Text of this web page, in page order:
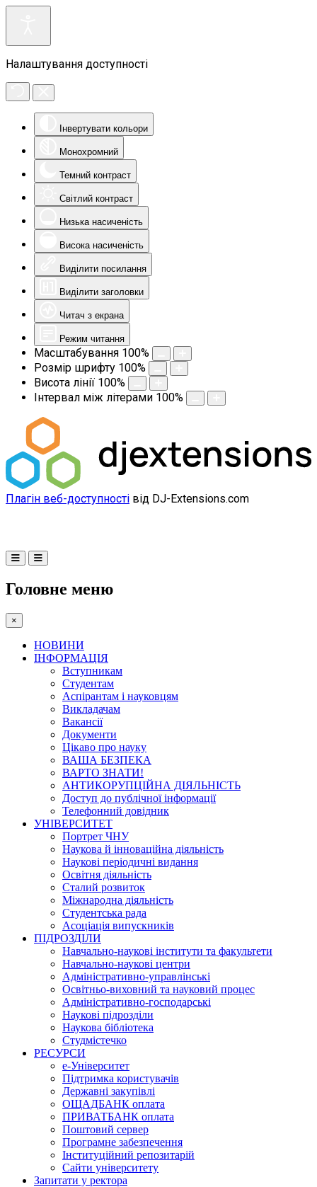
Налаштування доступності
Інвертувати кольори
Монохромний
Темний контраст
Світлий контраст
Низька насиченість
Висока насиченість
Виділити посилання
Виділити заголовки
Читач з екрана
Режим читання
Масштабування 100%
Розмір шрифту 100%
Висота лінії 100%
Інтервал між літерами 100%
Плагін веб-доступності від DJ-Extensions.com
Головне меню
×
НОВИНИ
ІНФОРМАЦІЯ
Вступникам
Студентам
Аспірантам і науковцям
Викладачам
Вакансії
Документи
Цікаво про науку
ВАША БЕЗПЕКА
ВАРТО ЗНАТИ!
АНТИКОРУПЦІЙНА ДІЯЛЬНІСТЬ
Доступ до публічної інформації
Телефонний довідник
УНІВЕРСИТЕТ
Портрет ЧНУ
Наукова й інноваційна діяльність
Наукові періодичні видання
Освітня діяльність
Сталий розвиток
Міжнародна діяльність
Студентська рада
Асоціація випускників
ПІДРОЗДІЛИ
Навчально-наукові інститути та факультети
Навчально-наукові центри
Адміністративно-управлінські
Освітньо-виховний та науковий процес
Адміністративно-господарські
Наукові підрозділи
Наукова бібліотека
Студмістечко
РЕСУРСИ
е-Університет
Підтримка користувачів
Державні закупівлі
ОЩАДБАНК оплата
ПРИВАТБАНК оплата
Поштовий сервер
Програмне забезпечення
Інституційний репозитарій
Сайти університету
Запитати у ректора